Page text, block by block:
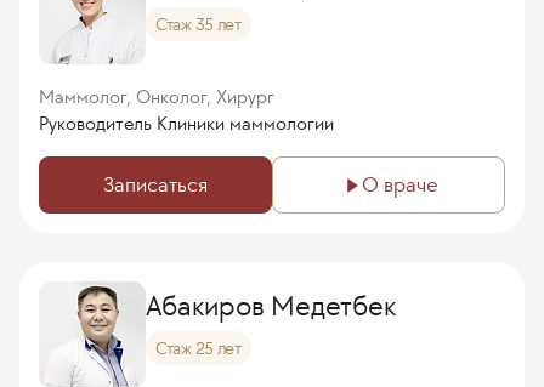
Стаж 35 лет
Маммолог, Онколог, Хирург
Руководитель Клиники маммологии
Записаться О враче
Абакиров Медетбек
Стаж 25 лет